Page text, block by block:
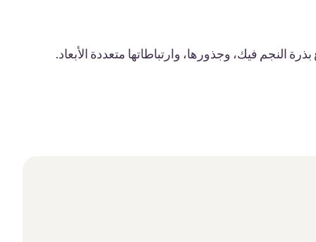
النجم فيك، وجذورها، وارتباطاتها متعددة الأبعاد.